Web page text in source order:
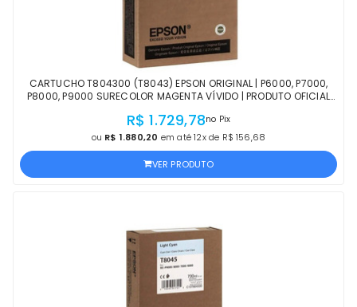
CARTUCHO T804300 (T8043) EPSON ORIGINAL | P6000, P7000,
P8000, P9000 SURECOLOR MAGENTA VÍVIDO | PRODUTO OFICIAL
R$ 1.729,78no Pix
ou R$ 1.880,20 em até 12x de R$ 156,68
VER PRODUTO